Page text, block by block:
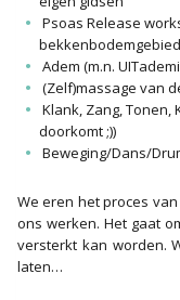
Psoas Release
Adem (m.n.
(Zelf)massage van
Klank, Zang, Tonen,
doorkomt ;))
Beweging/Dans/
We eren het proces
ons werken. Het gaat
versterkt kan worden.
laten…